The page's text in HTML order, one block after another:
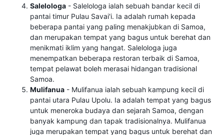
Salelologa - Salelologa ialah sebuah bandar kecil di
pantai timur Pulau Savai'i. Ia adalah rumah kepada
beberapa pantai yang paling menakjubkan di Samoa,
dan merupakan tempat yang bagus untuk berehat dan
menikmati iklim yang hangat. Salelologa juga
menempatkan beberapa restoran terbaik di Samoa,
tempat pelawat boleh merasai hidangan tradisional
Samoa.
Mulifanua - Mulifanua ialah sebuah kampung kecil di
pantai utara Pulau Upolu. Ia adalah tempat yang bagus
untuk meneroka budaya dan sejarah Samoa, dengan
banyak kampung dan tapak tradisionalnya. Mulifanua
juga merupakan tempat yang bagus untuk berehat dan